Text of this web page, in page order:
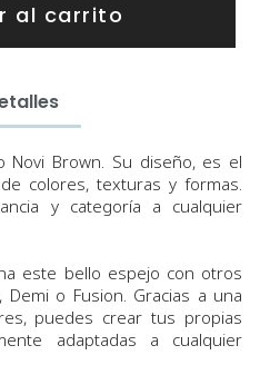
al carrito
Novi Brown. Su diseño, es el
colores, texturas y formas.
y categoría a cualquier
este bello espejo con otros
o Fusion. Gracias a una
puedes crear tus propias
adaptadas a cualquier